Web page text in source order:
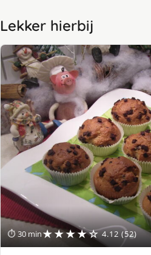
Lekker hierbij
⏱ 30 min★★★★☆ 4.12 (52)